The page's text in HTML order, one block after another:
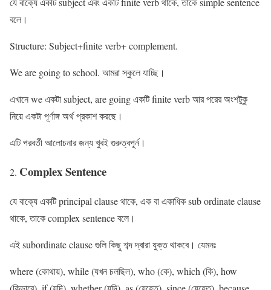
বলে।
Structure: Subject+finite verb+ complement.
We are going to school. আমরা স্কুলে যাচ্ছি।
এখানে we একটা subject, are going একটি finite verb আর পরের অংশটুকু
নিয়ে একটা পূর্ণাঙ্গ অর্থ প্রকাশ করছে।
এটি পরবর্তী আলোচনার জন্য খুবই গুরুত্বপূর্ন।
Complex Sentence
যে বাক্যে একটি principal clause থাকে, এক বা একাধিক sub ordinate clause
থাকে, তাকে complex sentence বলে।
এই subordinate clause গুলি কিছু শব্দ দ্বারা যুক্ত থাকবে। যেমনঃ
where (কোথায়), while (যখন চলছিল), who (কে), which (কি), how